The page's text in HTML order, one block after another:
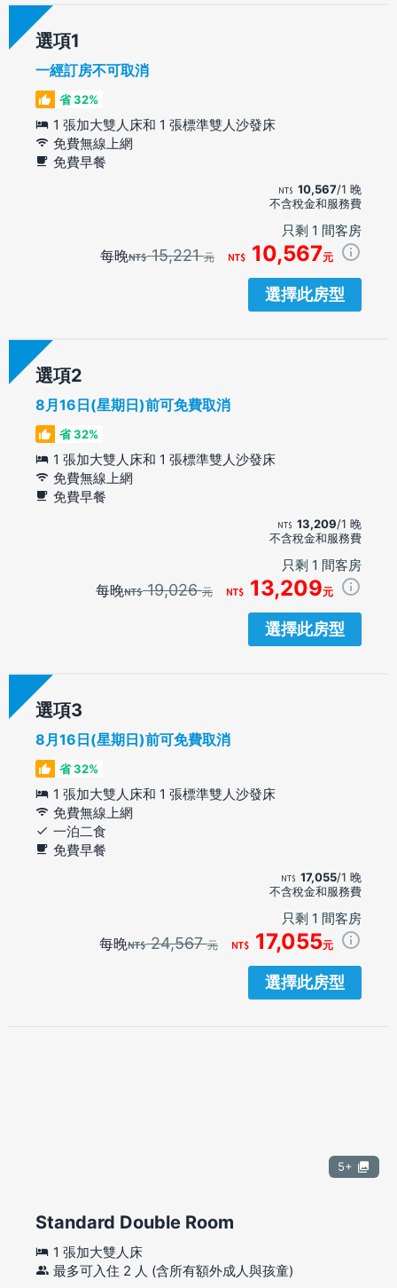
選項
一經訂房不可取消
省 32%
1 張加大雙人床和 1 張標準雙人沙發床
免費無線上網
免費早餐
10,567/1 晚
不含稅金和服務費
只剩 1 間客房
每晚 15,221元 10,567元
選擇此房型
選項
8月16日(星期日)前可免費取消
省 32%
1 張加大雙人床和 1 張標準雙人沙發床
免費無線上網
免費早餐
13,209/1 晚
不含稅金和服務費
只剩 1 間客房
每晚 19,026元 13,209元
選擇此房型
選項
8月16日(星期日)前可免費取消
省 32%
1 張加大雙人床和 1 張標準雙人沙發床
免費無線上網
一泊二食
免費早餐
17,055/1 晚
不含稅金和服務費
只剩 1 間客房
每晚 24,567元 17,055元
選擇此房型
5+
Standard Double Room
1 張加大雙人床
最多可入住 2 人 (含所有額外成人與孩童)